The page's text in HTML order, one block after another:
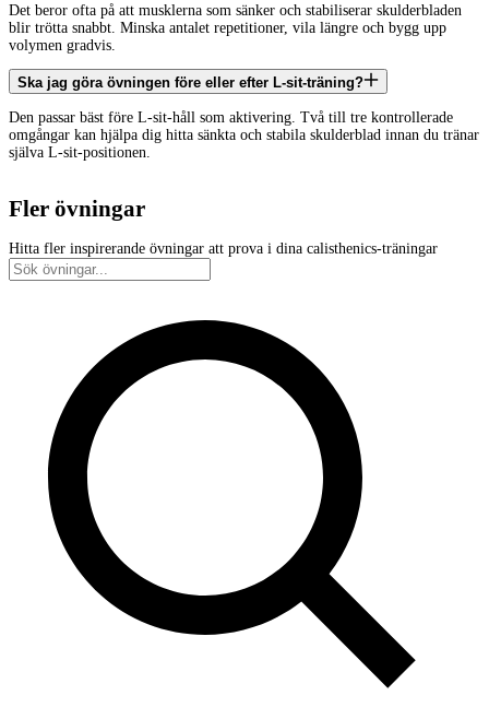
Det beror ofta på att musklerna som sänker och stabiliserar skulderbladen
blir trötta snabbt. Minska antalet repetitioner, vila längre och bygg upp
volymen gradvis.
Ska jag göra övningen före eller efter L-sit-träning?
Den passar bäst före L-sit-håll som aktivering. Två till tre kontrollerade
omgångar kan hjälpa dig hitta sänkta och stabila skulderblad innan du tränar
själva L-sit-positionen.
Fler övningar
Hitta fler inspirerande övningar att prova i dina calisthenics-träningar